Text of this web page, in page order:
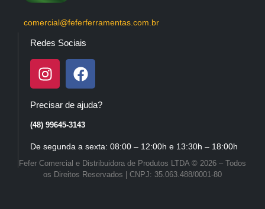
comercial@feferferramentas.com.br
Redes Sociais
Precisar de ajuda?
(48) 99645-3143
De segunda a sexta: 08:00 – 12:00h e 13:30h – 18:00h
Fefer Comercial e Distribuidora de Produtos LTDA © 2026 – Todos
os Direitos Reservados | CNPJ: 35.063.488/0001-80